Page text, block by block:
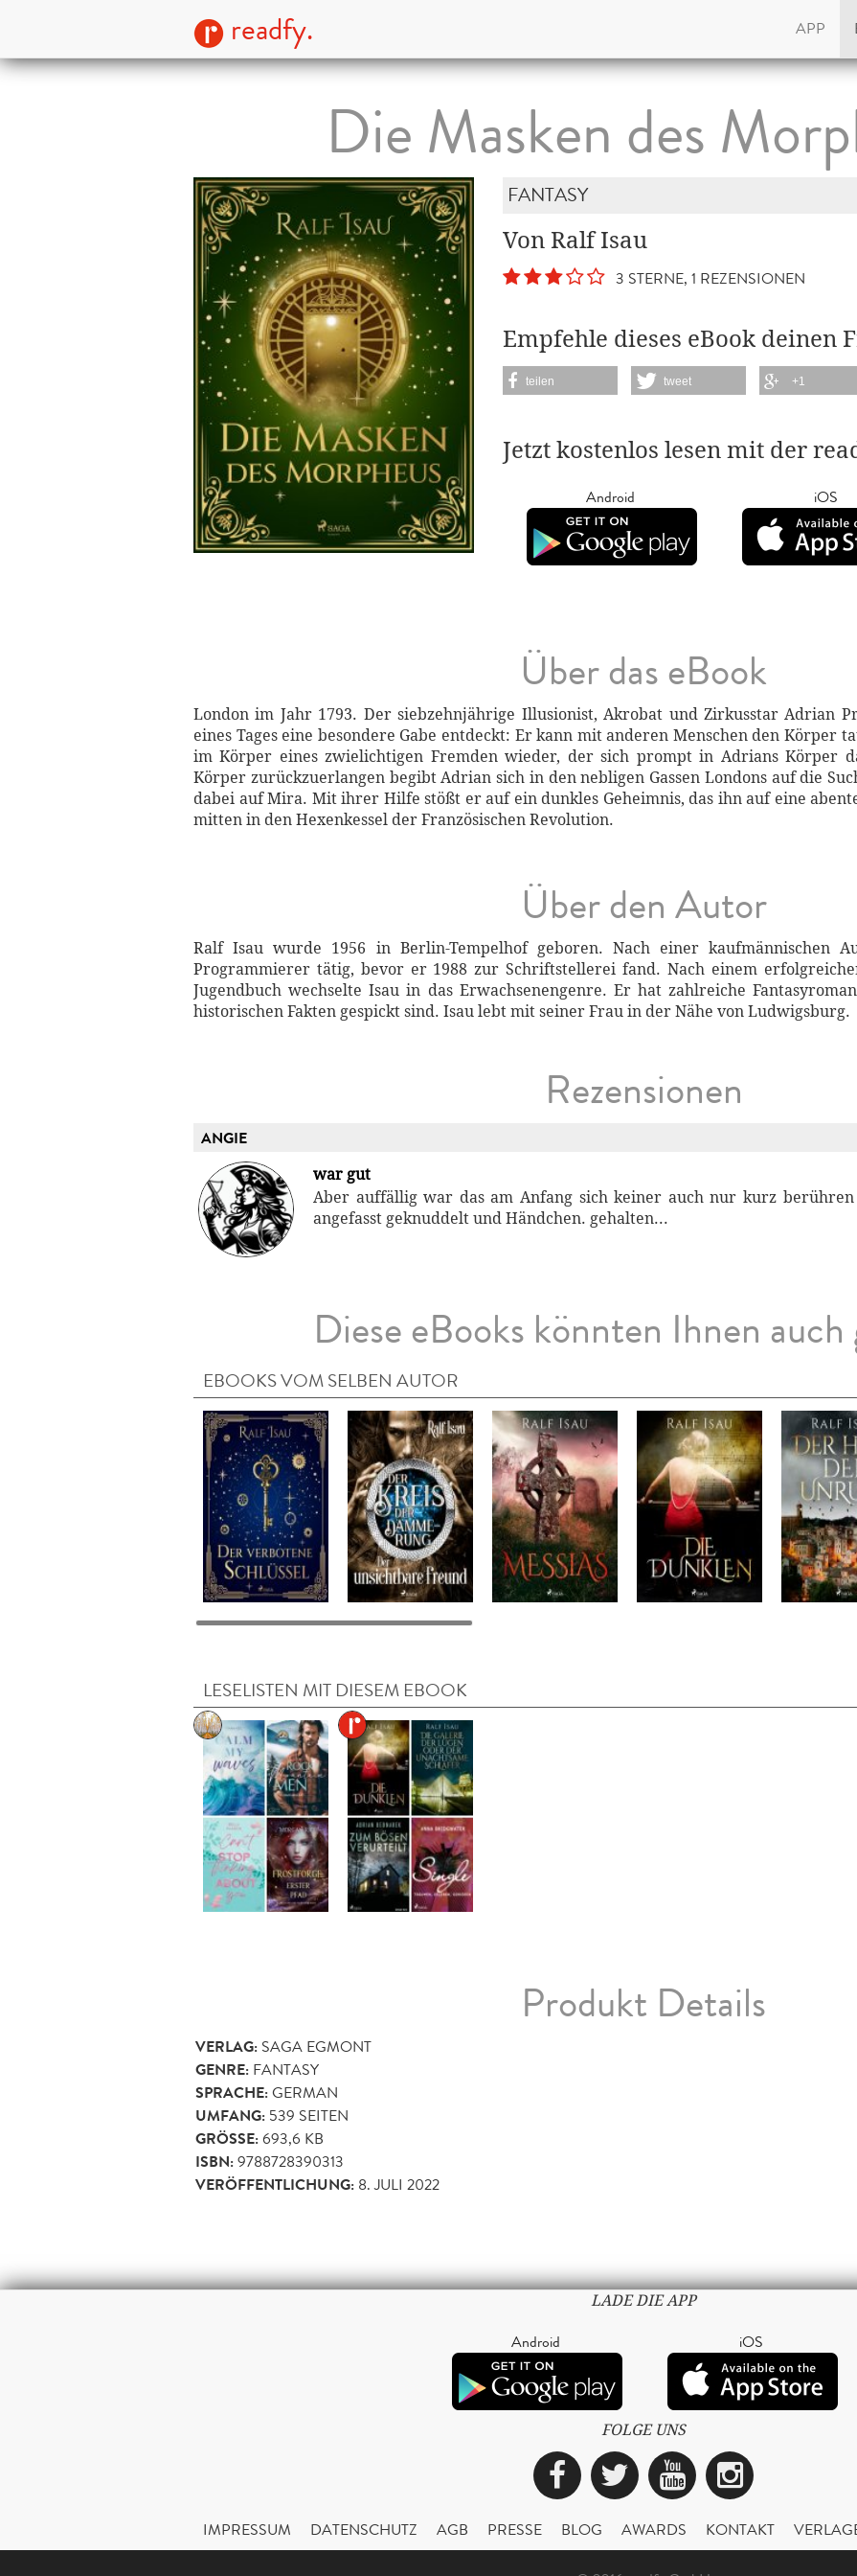
readfy. APP
Die Masken des
FANTASY
Von Ralf Isau
3 STERNE, 1 REZENSIONEN
Empfehle dieses eBook deinen
teilen tweet +1
Jetzt kostenlos lesen mit der
Android iOS
Über das eBook
London im Jahr 1793. Der siebzehnjährige Illusionist, Akrobat und Zirkusstar Adrian
eines Tages eine besondere Gabe entdeckt: Er kann mit anderen Menschen den Körper
im Körper eines zwielichtigen Fremden wieder, der sich prompt in Adrians Körper
Körper zurückzuerlangen begibt Adrian sich in den nebligen Gassen Londons auf die
dabei auf Mira. Mit ihrer Hilfe stößt er auf ein dunkles Geheimnis, das ihn auf eine
mitten in den Hexenkessel der Französischen Revolution.
Über den Autor
Ralf Isau wurde 1956 in Berlin-Tempelhof geboren. Nach einer kaufmännischen
Programmierer tätig, bevor er 1988 zur Schriftstellerei fand. Nach einem
Jugendbuch wechselte Isau in das Erwachsenengenre. Er hat zahlreiche
historischen Fakten gespickt sind. Isau lebt mit seiner Frau in der Nähe von Ludwigsburg.
Rezensionen
ANGIE
war gut
Aber auffällig war das am Anfang sich keiner auch nur kurz
angefasst geknuddelt und Händchen. gehalten...
Diese eBooks könnten Ihnen auch
EBOOKS VOM SELBEN AUTOR
LESELISTEN MIT DIESEM EBOOK
Produkt Details
VERLAG: SAGA EGMONT
GENRE: FANTASY
SPRACHE:GERMAN
UMFANG: 539 SEITEN
GRÖSSE: 693,6 KB
ISBN:9788728390313
VERÖFFENTLICHUNG: 8. JULI 2022
LADE DIE APP
Android iOS
FOLGE UNS
Facebook
TwitterYouTubeInstagram
IMPRESSUM DATENSCHUTZ AGB PRESSE BLOG AWARDS KONTAKT